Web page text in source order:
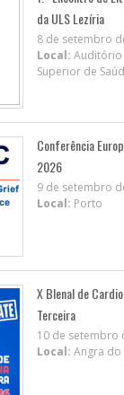
da ULS Lezíria
8 de setembro
Local: Auditório
Superior de
Conferência
2026
9 de setembro
Local: Porto
X BIenal de
Terceira
10 de setembro
Local: Angra